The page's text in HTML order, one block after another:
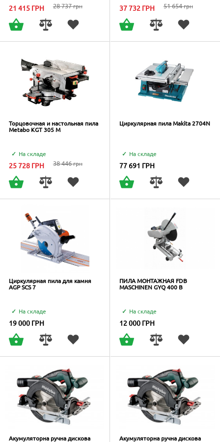
21 415 ГРН 28 737грн 37 732 ГРН 51 654грн
Торцовочная и настольная пила
Metabo KGT 305 M
На складе
25 728 ГРН 38 446грн
Циркулярная пила Makita 2704N
На складе
77 691 ГРН
Циркулярная пила для камня
AGP SCS 7
На складе
19 000 ГРН
ПИЛА МОНТАЖНАЯ FDB
MASCHINEN GYQ 400 B
На складе
12 000 ГРН
Акумуляторна ручна дискова
Акумуляторна ручна дискова